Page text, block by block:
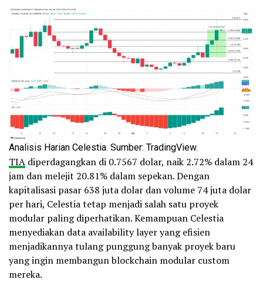
Analisis Harian Celestia. Sumber: TradingView.
TIA diperdagangkan di 0.7567 dolar, naik 2.72% dalam 24
jam dan melejit 20.81% dalam sepekan. Dengan
kapitalisasi pasar 638 juta dolar dan volume 74 juta dolar
per hari, Celestia tetap menjadi salah satu proyek
modular paling diperhatikan. Kemampuan Celestia
menyediakan data availability layer yang efisien
menjadikannya tulang punggung banyak proyek baru
yang ingin membangun blockchain modular custom
mereka.